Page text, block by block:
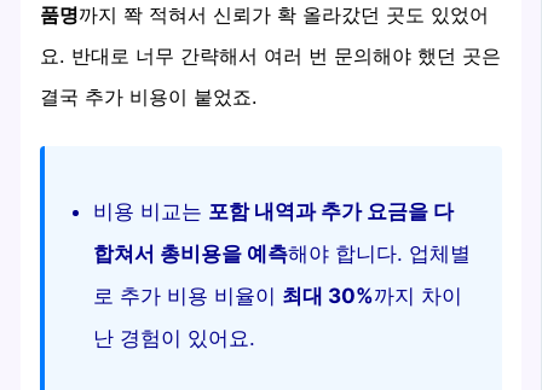
품명까지 쫙 적혀서 신뢰가 확 올라갔던 곳도 있었어
요. 반대로 너무 간략해서 여러 번 문의해야 했던 곳은
결국 추가 비용이 붙었죠.
비용 비교는 포함 내역과 추가 요금을 다
합쳐서 총비용을 예측해야 합니다. 업체별
로 추가 비용 비율이 최대 30%까지 차이
난 경험이 있어요.